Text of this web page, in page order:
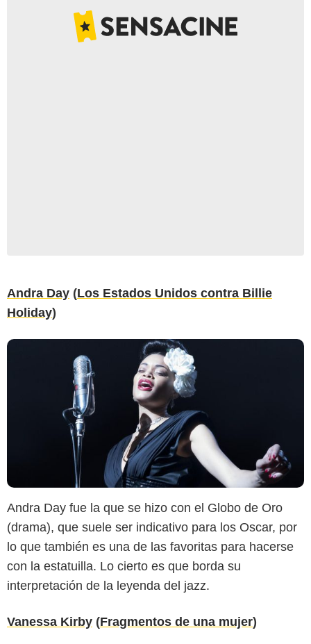
Andra Day (Los Estados Unidos contra Billie
Holiday)
Andra Day fue la que se hizo con el Globo de Oro
(drama), que suele ser indicativo para los Oscar, por
lo que también es una de las favoritas para hacerse
con la estatuilla. Lo cierto es que borda su
interpretación de la leyenda del jazz.
Vanessa Kirby (Fragmentos de una mujer)